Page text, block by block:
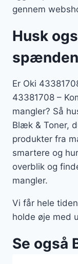
gennem
Husk
Er Oki
43381708 –
mangler? Så
Blæk & Toner,
produkter fra
smartere og
overblik og
mangler.
Vi får hele
holde øje med
Se også